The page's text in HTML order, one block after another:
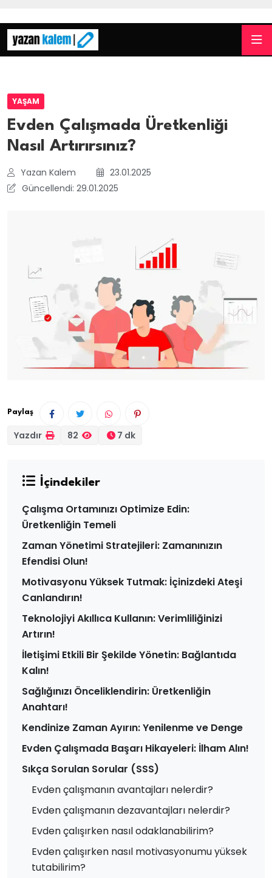
YAŞAM
Evden Çalışmada Üretkenliği
Nasıl Artırırsınız?
Yazan Kalem
23.01.2025
Güncellendi: 29.01.2025
Paylaş
Yazdır 82 7 dk
İçindekiler
Çalışma Ortamınızı Optimize Edin:
Üretkenliğin Temeli
Zaman Yönetimi Stratejileri: Zamanınızın
Efendisi Olun!
Motivasyonu Yüksek Tutmak: İçinizdeki Ateşi
Canlandırın!
Teknolojiyi Akıllıca Kullanın: Verimliliğinizi
Artırın!
İletişimi Etkili Bir Şekilde Yönetin: Bağlantıda
Kalın!
Sağlığınızı Önceliklendirin: Üretkenliğin
Anahtarı!
Kendinize Zaman Ayırın: Yenilenme ve Denge
Evden Çalışmada Başarı Hikayeleri: İlham Alın!
Sıkça Sorulan Sorular (SSS)
Evden çalışmanın avantajları nelerdir?
Evden çalışmanın dezavantajları nelerdir?
Evden çalışırken nasıl odaklanabilirim?
Evden çalışırken nasıl motivasyonumu yüksek
tutabilirim?